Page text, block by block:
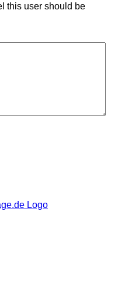
this user should be